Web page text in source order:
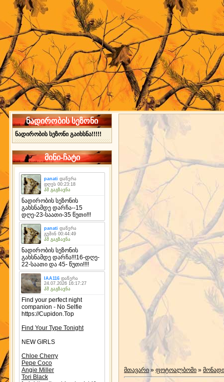
ნადირობის სეზონი
ნადირობის სეზონი გაიხსნა!!!!!
მინი-ჩატი
მთავარი » ფოტოალბომი »